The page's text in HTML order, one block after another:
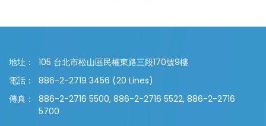
地址：
105 台北市松山區民權東路三段170號9樓
電話：
886-2-2719 3456 (20 Lines)
傳真：
886-2-2716 5500, 886-2-2716 5522, 886-2-2716
5700